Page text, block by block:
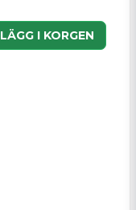
LÄGG I KORGEN